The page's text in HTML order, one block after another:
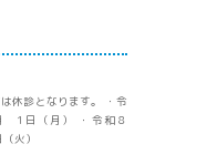
休診となります。 ・令
1日（月） ・令和８
火）